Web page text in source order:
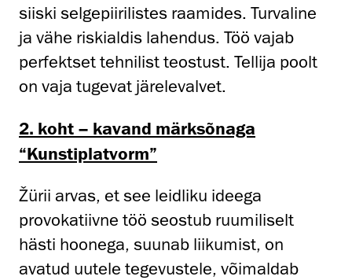
siiski selgepiirilistes raamides. Turvaline
ja vähe riskialdis lahendus. Töö vajab
perfektset tehnilist teostust. Tellija poolt
on vaja tugevat järelevalvet.
2. koht – kavand märksõnaga
“Kunstiplatvorm”
Žürii arvas, et see leidliku ideega
provokatiivne töö seostub ruumiliselt
hästi hoonega, suunab liikumist, on
avatud uutele tegevustele, võimaldab